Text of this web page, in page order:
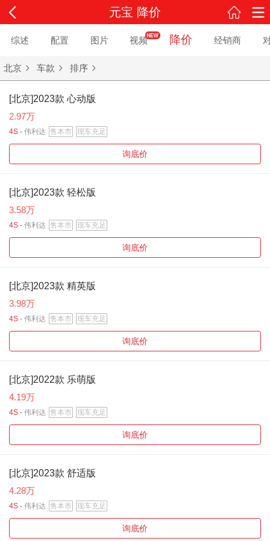
元宝 降价
综述 配置 图片 视频 降价 经销商
北京 车款 排序
[北京]2023款 心动版
2.97万
4S - 伟利达 售本市 现车充足
询底价
[北京]2023款 轻松版
3.58万
4S - 伟利达 售本市 现车充足
询底价
[北京]2023款 精英版
3.98万
4S - 伟利达 售本市 现车充足
询底价
[北京]2022款 乐萌版
4.19万
4S - 伟利达 售本市 现车充足
询底价
[北京]2023款 舒适版
4.28万
4S - 伟利达 售本市 现车充足
询底价